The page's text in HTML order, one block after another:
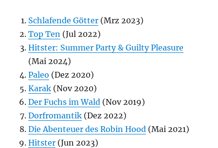
Schlafende Götter (Mrz 2023)
Top Ten (Jul 2022)
Hitster: Summer Party & Guilty Pleasure
(Mai 2024)
Paleo (Dez 2020)
Karak (Nov 2020)
Der Fuchs im Wald (Nov 2019)
Dorfromantik (Dez 2022)
Die Abenteuer des Robin Hood (Mai 2021)
Hitster (Jun 2023)